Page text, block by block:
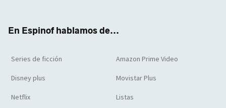
En Espinof hablamos de...
Series de ficción Amazon Prime Video
Disney plus Movistar Plus
Netflix Listas